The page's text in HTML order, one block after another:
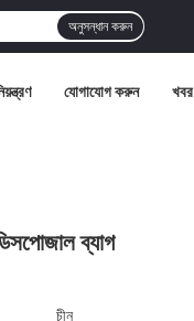
অনুসন্ধান করুন
যোগাযোগ করুন খবর
ব্যাগ
চীন